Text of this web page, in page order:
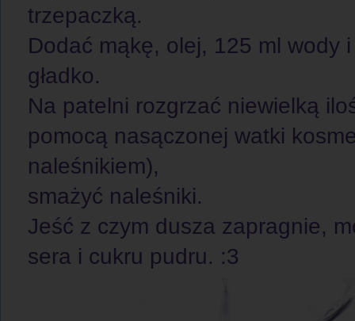
trzepaczką.
Dodać mąkę, olej, 125 ml wody
gładko.
Na patelni rozgrzać niewielką
pomocą nasączonej watki
naleśnikiem),
smażyć naleśniki.
Jeść z czym dusza zapragnie,
sera i cukru pudru. :3